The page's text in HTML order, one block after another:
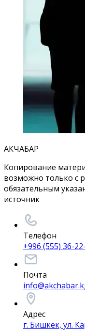
АКЧАБАР
Копирование
возможно только с
обязательным
источник
Телефон
+996 (555) 36-
Почта
Адрес
г. Бишкек, ул.